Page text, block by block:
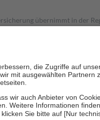
übernimmt in der
Es sind jedoch nie mehr
Zuzahlungen